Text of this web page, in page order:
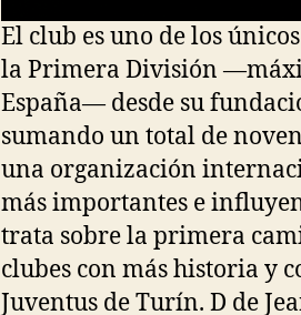
El club es uno de los
la Primera División
España— desde su
sumando un total de
una organización
más importantes e
trata sobre la primera
clubes con más historia y
Juventus de Turín. D de